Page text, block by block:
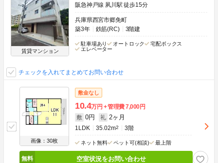
賃貸マンション
阪急神戸線 夙川駅 徒歩15分
兵庫県西宮市郷免町
築3年
鉄筋(RC) 3階建
駐車場あり オートロック
宅配ボックス
エレベーター
チェックを入れてまとめてお問い合わせ
画像：30枚
敷金なし
10.4万円 管理費7,000円
敷 0円 礼 2ヶ月
1LDK 35.02m2 3階
ネット無料 ペット可(相談) 最上階
空室状況をお問い合わせ